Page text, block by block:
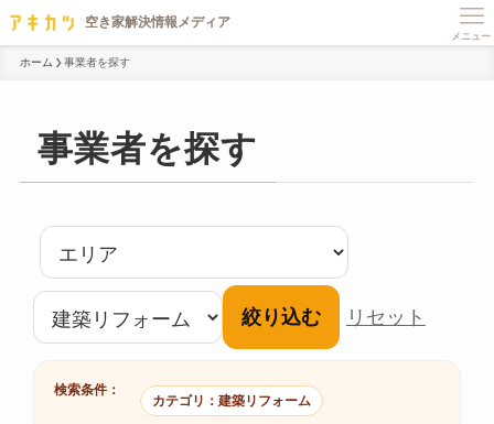
メニュー
ホーム 事業者を探す
事業者を探す
絞り込む リセット
検索条件：
カテゴリ：建築リフォーム